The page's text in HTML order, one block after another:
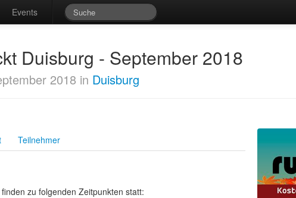
Events
Duisburg - September 2018
2018 in Duisburg
Teilnehmer
zu folgenden Zeitpunkten statt: